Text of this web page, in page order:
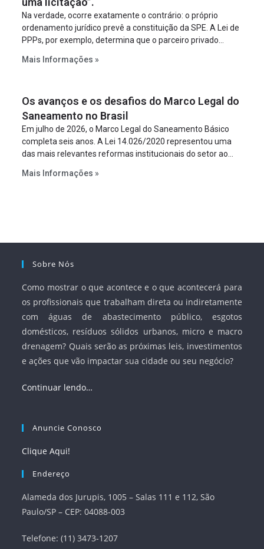
Na verdade, ocorre exatamente o contrário: o próprio
ordenamento jurídico prevê a constituição da SPE. A Lei de
PPPs, por exemplo, determina que o parceiro privado
empreendimento. Ou seja, a suposta “fraude à licitação” é
projeto a projeto.
Mais Informações »
Os avanços e os desafios do Marco Legal do
Saneamento no Brasil
Em julho de 2026, o Marco Legal do Saneamento Básico
completa seis anos. A Lei 14.026/2020 representou uma
das mais relevantes reformas institucionais do setor ao
serviços, ampliar a participação da iniciativa privada,
Mais Informações »
Sobre Nós
Como mostrar o que acontece e o que acontecerá para
os profissionais que trabalham direta ou indiretamente
com águas de abastecimento público, esgotos
domésticos, resíduos sólidos urbanos, micro e macro
drenagem? Quais serão as próximas leis, investimentos
e ações que vão impactar sua cidade ou seu negócio?
Continuar lendo…
Anuncie Conosco
Clique Aqui!
Endereço
Alameda dos Jurupis, 1005 – Salas 111 e 112, São
Paulo/SP – CEP: 04088-003
Telefone: (11) 3473-1207